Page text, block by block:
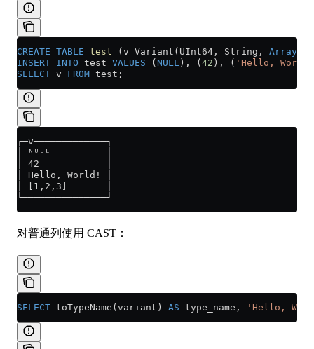
CREATE TABLE test (v Variant(UInt64, String, Array
INSERT INTO test VALUES ( NULL ), ( 42 ), ( 'Hello,
SELECT v FROM test;
┌─v─────────────┐
│ ᴺᵁᴸᴸ          │
│ 42            │
│ Hello, World! │
│ [1,2,3]       │
└───────────────┘
对普通列使用 CAST：
SELECT toTypeName(variant) AS type_name, 'Hello,